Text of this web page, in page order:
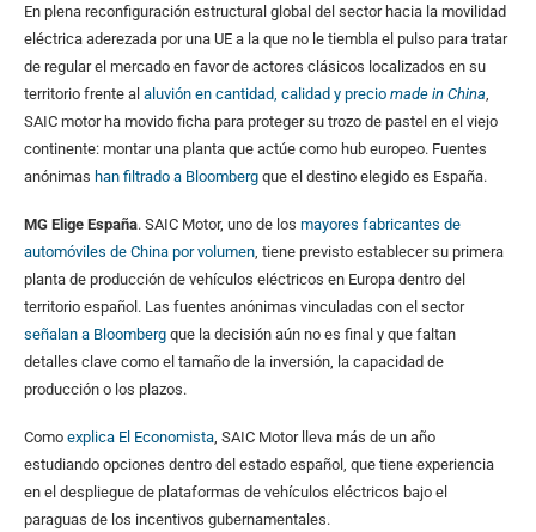
En plena reconfiguración estructural global del sector hacia la movilidad
eléctrica aderezada por una UE a la que no le tiembla el pulso para tratar
de regular el mercado en favor de actores clásicos localizados en su
territorio frente al aluvión en cantidad, calidad y precio made in China
SAIC motor ha movido ficha para proteger su trozo de pastel en el viejo
continente: montar una planta que actúe como hub europeo. Fuentes
anónimas han filtrado a Bloomberg que el destino elegido es España.
MG Elige España. SAIC Motor, uno de los mayores fabricantes de
automóviles de China por volumen , tiene previsto establecer su primera
planta de producción de vehículos eléctricos en Europa dentro del
territorio español. Las fuentes anónimas vinculadas con el sector
señalan a Bloomberg que la decisión aún no es final y que faltan
detalles clave como el tamaño de la inversión, la capacidad de
producción o los plazos.
Como explica El Economista , SAIC Motor lleva más de un año
estudiando opciones dentro del estado español, que tiene experiencia
en el despliegue de plataformas de vehículos eléctricos bajo el
paraguas de los incentivos gubernamentales.